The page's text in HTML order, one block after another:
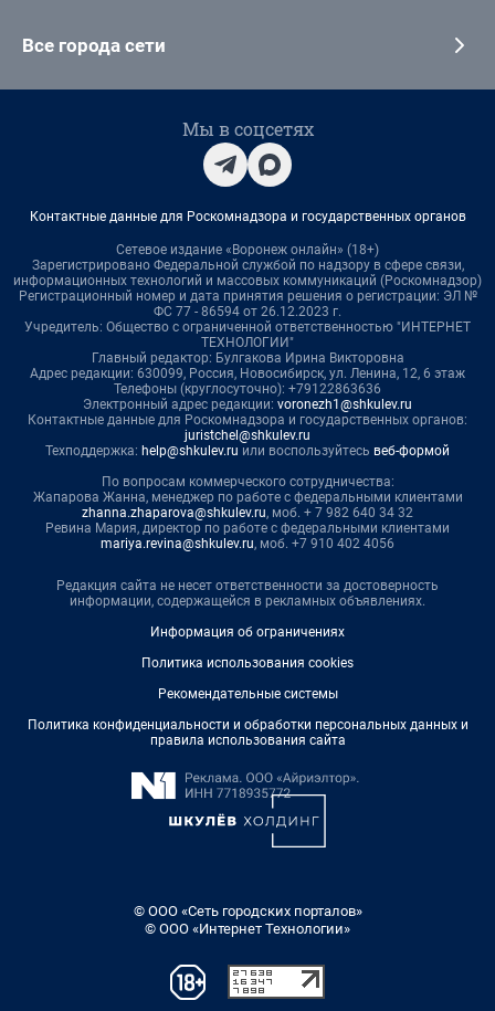
Все города сети
Мы в соцсетях
Контактные данные для Роскомнадзора и государственных органов
Сетевое издание «Воронеж онлайн» (18+)
Зарегистрировано Федеральной службой по надзору в сфере связи,
информационных технологий и массовых коммуникаций (Роскомнадзор)
Регистрационный номер и дата принятия решения о регистрации: ЭЛ №
ФС 77 - 86594 от 26.12.2023 г.
Учредитель: Общество с ограниченной ответственностью "ИНТЕРНЕТ
ТЕХНОЛОГИИ"
Главный редактор: Булгакова Ирина Викторовна
Адрес редакции: 630099, Россия, Новосибирск, ул. Ленина, 12, 6 этаж
Телефоны (круглосуточно): +79122863636
Электронный адрес редакции: voronezh1@shkulev.ru
Контактные данные для Роскомнадзора и государственных органов:
juristchel@shkulev.ru
Техподдержка: help@shkulev.ru или воспользуйтесь веб-формой
По вопросам коммерческого сотрудничества:
Жапарова Жанна, менеджер по работе с федеральными клиентами
zhanna.zhaparova@shkulev.ru, моб. + 7 982 640 34 32
Ревина Мария, директор по работе с федеральными клиентами
mariya.revina@shkulev.ru, моб. +7 910 402 4056
Редакция сайта не несет ответственности за достоверность
информации, содержащейся в рекламных объявлениях.
Информация об ограничениях
Политика использования cookies
Рекомендательные системы
Политика конфиденциальности и обработки персональных данных и
правила использования сайта
© ООО «Сеть городских порталов»
© ООО «Интернет Технологии»